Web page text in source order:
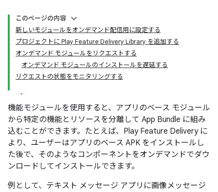
このページの内容
新しいモジュールをオンデマンド配信用に設定する
プロジェクトに Play Feature Delivery Library を追加する
オンデマンド モジュールをリクエストする
オンデマンド モジュールのインストールを遅延する
リクエストの状態をモニタリングする
機能モジュールを使用すると、アプリのベース モジュール
から特定の機能とリソースを分離して App Bundle に組み
込むことができます。たとえば、Play Feature Delivery に
より、ユーザーはアプリのベース APK をインストールし
た後で、そのようなコンポーネントをオンデマンドでダウ
ンロードしてインストールできます。
例として、テキスト メッセージ アプリに画像メッセージ